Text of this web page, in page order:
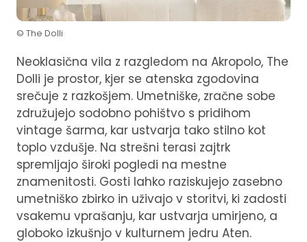
© The Dolli
Neoklasična vila z razgledom na Akropolo, The
Dolli je prostor, kjer se atenska zgodovina
srečuje z razkošjem. Umetniške, zračne sobe
združujejo sodobno pohištvo s pridihom
vintage šarma, kar ustvarja tako stilno kot
toplo vzdušje. Na strešni terasi zajtrk
spremljajo široki pogledi na mestne
znamenitosti. Gosti lahko raziskujejo zasebno
umetniško zbirko in uživajo v storitvi, ki zadosti
vsakemu vprašanju, kar ustvarja umirjeno, a
globoko izkušnjo v kulturnem jedru Aten.